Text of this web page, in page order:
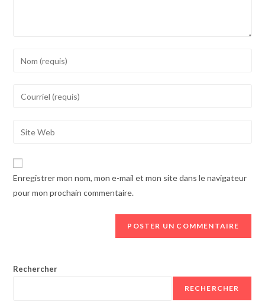
ou
nom
pour
commenter
électronique
commenter
de
votre
Enregistrer mon nom, mon e-mail et mon site dans le navigateur
pour mon prochain commentaire.
Rechercher
RECHERCHER